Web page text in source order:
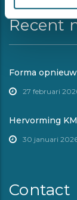
Recent
Forma
27 februari
Hervorming
30 januari
Contact